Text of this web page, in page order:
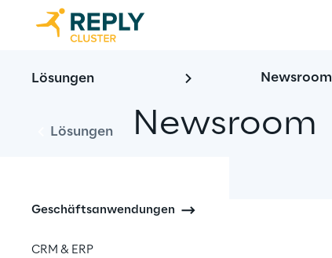
Lösungen
Lösungen
Geschäftsanwendungen
CRM & ERP
Newsroom
Newsroom